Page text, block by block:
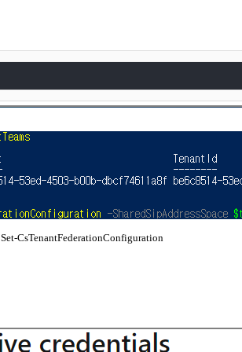
Set-CsTenantFederationConfiguration